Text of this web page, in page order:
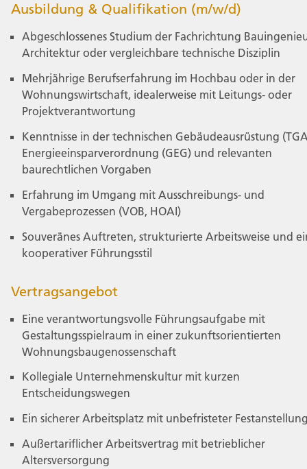
Ausbildung & Qualifikation (m/w/d)
Abgeschlossenes Studium der Fachrichtung
Architektur oder vergleichbare technische Disziplin
Mehrjährige Berufserfahrung im Hochbau oder in der
Wohnungswirtschaft, idealerweise mit Leitungs- oder
Projektverantwortung
Kenntnisse in der technischen Gebäudeausrüstung
Energieeinsparverordnung (GEG) und relevanten
baurechtlichen Vorgaben
Erfahrung im Umgang mit Ausschreibungs- und
Vergabeprozessen (VOB, HOAI)
Souveränes Auftreten, strukturierte Arbeitsweise und
kooperativer Führungsstil
Vertragsangebot
Eine verantwortungsvolle Führungsaufgabe mit
Gestaltungsspielraum in einer zukunftsorientierten
Wohnungsbaugenossenschaft
Kollegiale Unternehmenskultur mit kurzen
Entscheidungswegen
Ein sicherer Arbeitsplatz mit unbefristeter
Außertariflicher Arbeitsvertrag mit betrieblicher
Altersversorgung